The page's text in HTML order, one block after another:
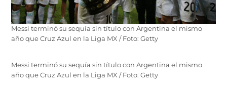
Messi terminó su sequía sin título con Argentina el mismo
año que Cruz Azul en la Liga MX / Foto: Getty
Messi terminó su sequía sin título con Argentina el mismo
año que Cruz Azul en la Liga MX / Foto: Getty